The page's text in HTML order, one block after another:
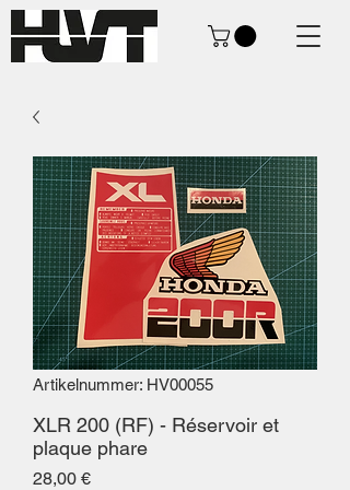
Artikelnummer: HV00055
XLR 200 (RF) - Réservoir et
plaque phare
28,00 €Preis